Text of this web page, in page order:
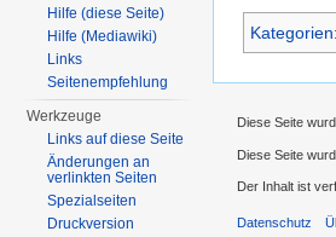
Kategorien:
Hilfe (diese Seite)
Hilfe (Mediawiki)
Links
Seitenempfehlung
Werkzeuge
Links auf diese Seite
Änderungen an
verlinkten Seiten
Spezialseiten
Druckversion
Diese Seite
Diese Seite
Der Inhalt ist
Datenschutz